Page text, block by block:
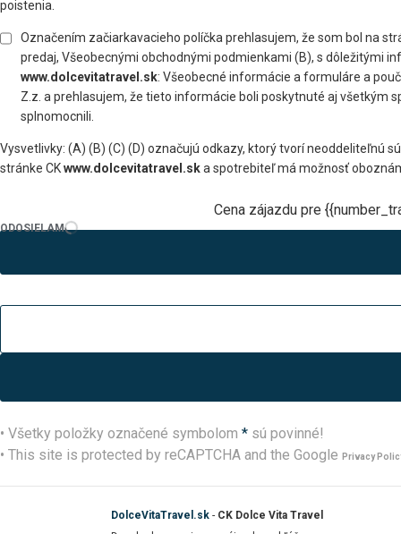
poistenia.
Označením začiarkavacieho políčka prehlasujem, že som bol na
predaj, Všeobecnými obchodnými podmienkami (B), s dôležitými
www.dolcevitatravel.sk: Všeobecné informácie a formuláre a
Z.z. a prehlasujem, že tieto informácie boli poskytnuté aj všetkým
splnomocnili.
Vysvetlivky: (A) (B) (C) (D) označujú odkazy, ktorý tvorí neoddeliteľnú
stránke CKwww.dolcevitatravel.ska spotrebiteľ má možnosť
Cena zájazdu pre
ODOSIELAM
• Všetky položky označené symbolom * sú povinné!
• This site is protected by reCAPTCHA and the Google
Privacy
DolceVitaTravel.sk - CK Dolce Vita Travel